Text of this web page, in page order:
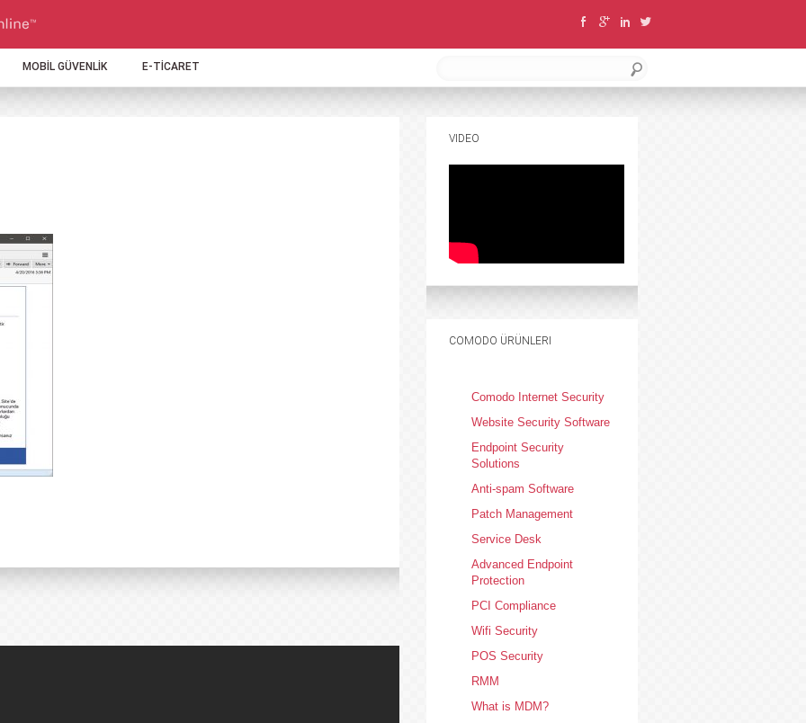
MOBİL GÜVENLİK E-TİCARET
VIDEO
COMODO ÜRÜNLERI
Comodo Internet Security
Website Security Software
Endpoint Security
Solutions
Anti-spam Software
Patch Management
Service Desk
Advanced Endpoint
Protection
PCI Compliance
Wifi Security
POS Security
RMM
What is MDM?